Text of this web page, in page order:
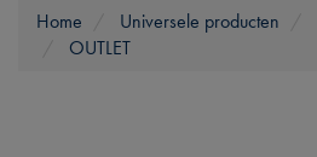
Home Universele producten
OUTLET